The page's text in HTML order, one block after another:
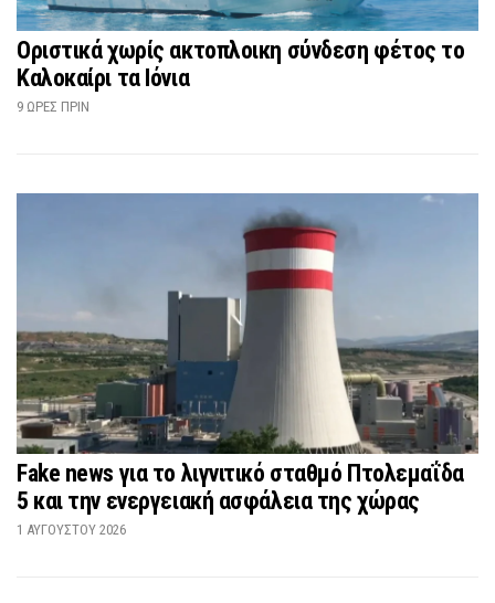
Οριστικά χωρίς ακτοπλοικη σύνδεση φέτος το
Καλοκαίρι τα Ιόνια
9 ΏΡΕΣ ΠΡΙΝ
Fake news για το λιγνιτικό σταθμό Πτολεμαΐδα
5 και την ενεργειακή ασφάλεια της χώρας
1 ΑΥΓΟΎΣΤΟΥ 2026